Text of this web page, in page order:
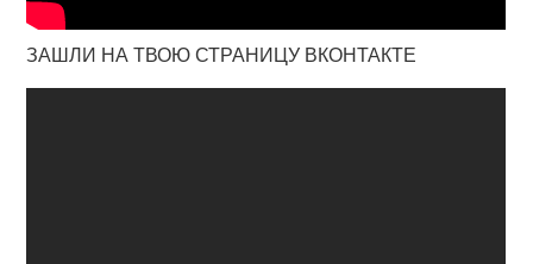
ЗАШЛИ НА ТВОЮ СТРАНИЦУ ВКОНТАКТЕ